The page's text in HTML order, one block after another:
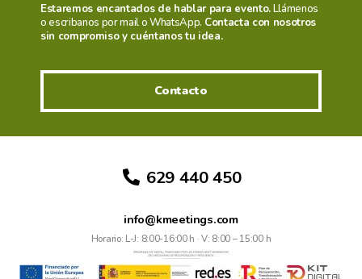
Estaremos encantados de hablar para evento.Llámenos
o escribanos por mail o WhatsApp. Contacta con nosotros
sin compromiso y cuéntanos tu idea.
Contacto
629 440 450
info@kmeetings.com
Horario: L-J: 8:00-16:00 h · V: 8:00 – 15:00 h